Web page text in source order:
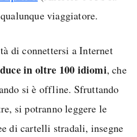
viaggiatore.
di connettersi a Internet
in oltre 100 idiomi, che
si è offline. Sfruttando
si potranno leggere le
di cartelli stradali, insegne